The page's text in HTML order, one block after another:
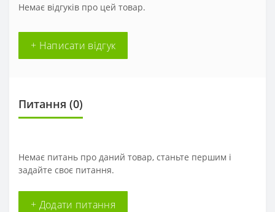
Немає відгуків про цей товар.
+ Написати відгук
Питання (0)
Немає питань про даний товар, станьте першим і
задайте своє питання.
+ Додати питання